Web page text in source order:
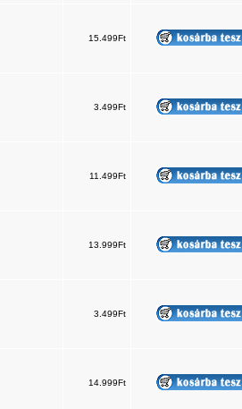
15.499Ft
3.499Ft
11.499Ft
13.999Ft
3.499Ft
14.999Ft